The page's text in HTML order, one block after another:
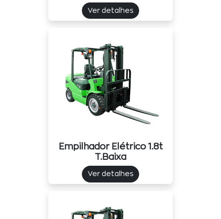
Ver detalhes
Empilhador Elétrico 1.8t
T.baixa
Ver detalhes